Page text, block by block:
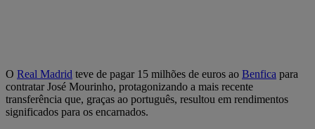
O Real Madrid teve de pagar 15 milhões de euros ao Benfica para
contratar José Mourinho, protagonizando a mais recente
transferência que, graças ao português, resultou em rendimentos
significados para os encarnados.